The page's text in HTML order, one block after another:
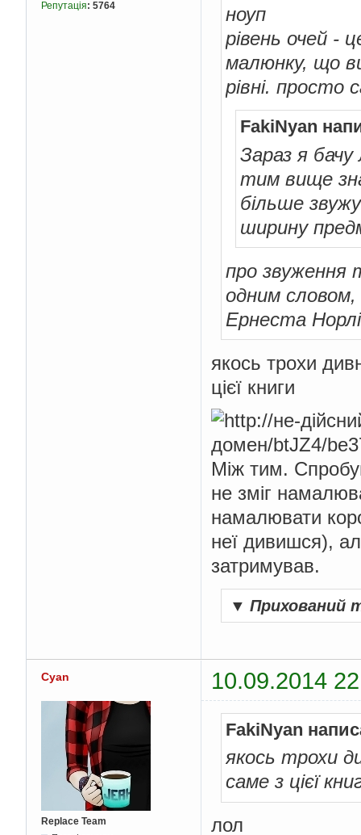
Репутація: 5764
ноуп
рівень очей -
малюнку, що
рівні. просто
FakiNyan
Зараз я
тим вище
більше
ширину
про звуження
одним
Ернеста
якось трохи
цієї книги
Між тим.
не зміг
намалювати
неї дивишся),
затримував.
▼ Прихований
Cyan 10.09.2014
Replace Team
FakiNyan
якось трохи
саме з цієї
лол